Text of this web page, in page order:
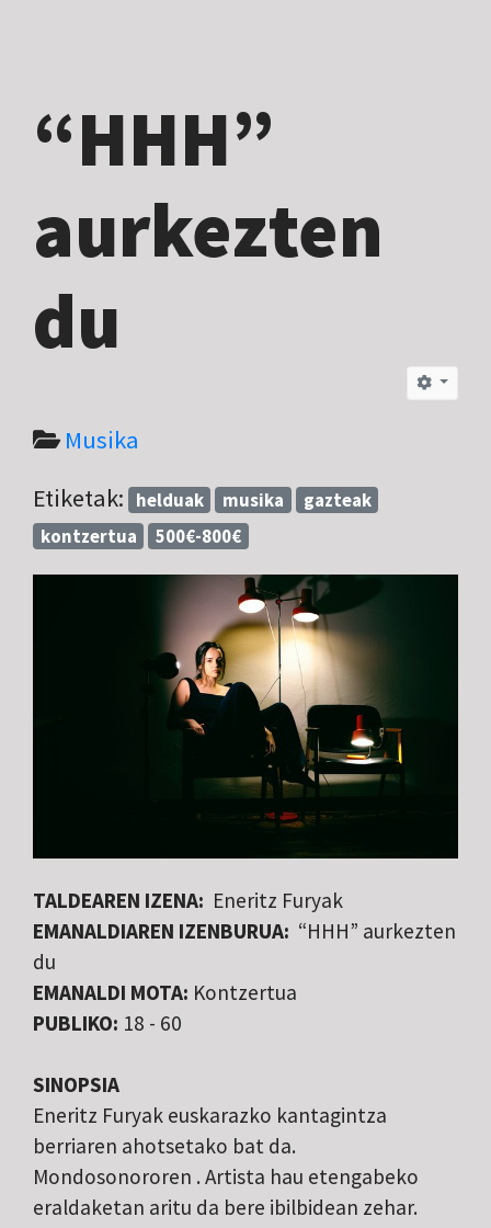
“HHH”
aurkezten
du
Musika
Etiketak: helduak musika
gazteak
kontzertua
500€-800€
TALDEAREN IZENA: Eneritz Furyak
EMANALDIAREN IZENBURUA: “HHH” aurkezten
du
EMANALDI MOTA: Kontzertua
PUBLIKO: 18 - 60
SINOPSIA
Eneritz Furyak euskarazko kantagintza
berriaren ahotsetako bat da.
Mondosonororen . Artista hau etengabeko
eraldaketan aritu da bere ibilbidean zehar.